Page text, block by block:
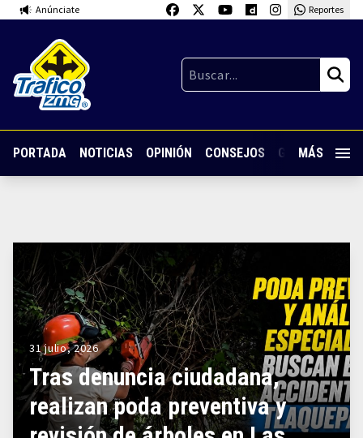
Anúnciate Reportes
PORTADA NOTICIAS OPINIÓN CONSEJOS GUARDIA
MÁS
31 julio, 2026
Tras denuncia ciudadana,
realizan poda preventiva y